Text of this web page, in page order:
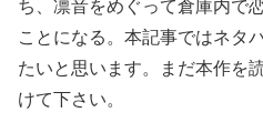
ち、凛音をめぐって倉庫内で
ことになる。本記事ではネタ
たいと思います。まだ本作を
けて下さい。